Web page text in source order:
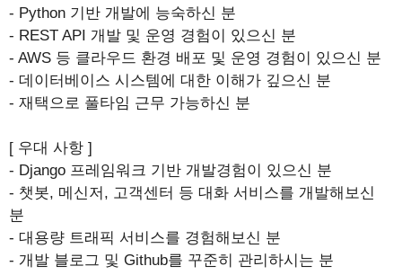
- Python 기반 개발에 능숙하신 분
- REST API 개발 및 운영 경험이 있으신 분
- AWS 등 클라우드 환경 배포 및 운영 경험이 있으신 분
- 데이터베이스 시스템에 대한 이해가 깊으신 분
- 재택으로 풀타임 근무 가능하신 분
[ 우대 사항 ]
- Django 프레임워크 기반 개발경험이 있으신 분
- 챗봇, 메신저, 고객센터 등 대화 서비스를 개발해보신
분
- 대용량 트래픽 서비스를 경험해보신 분
- 개발 블로그 및 Github를 꾸준히 관리하시는 분